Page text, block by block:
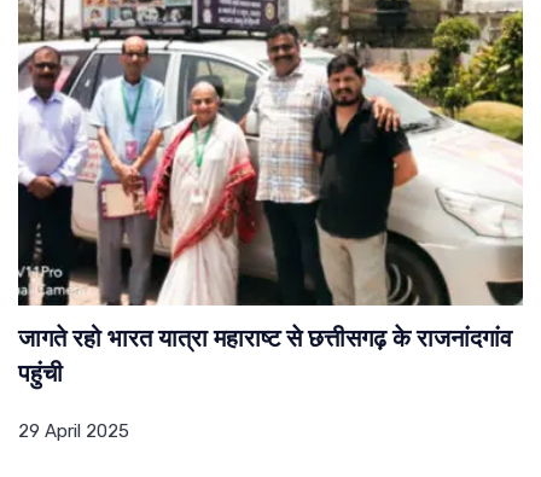
जागते रहो भारत यात्रा महाराष्ट से छत्तीसगढ़ के राजनांदगांव
पहुंची
29 April 2025